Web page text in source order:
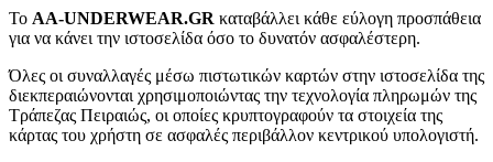
Το AA-UNDERWEAR.GR καταβάλλει κάθε εύλογη προσπάθεια
για να κάνει την ιστοσελίδα όσο το δυνατόν ασφαλέστερη.
Όλες οι συναλλαγές μέσω πιστωτικών καρτών στην ιστοσελίδα της
διεκπεραιώνονται χρησιμοποιώντας την τεχνολογία πληρωμών της
Τράπεζας Πειραιώς, οι οποίες κρυπτογραφούν τα στοιχεία της
κάρτας του χρήστη σε ασφαλές περιβάλλον κεντρικού υπολογιστή.